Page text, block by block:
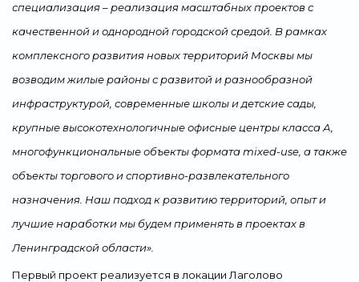
специализация – реализация масштабных проектов с
качественной и однородной городской средой. В рамках
комплексного развития новых территорий Москвы мы
возводим жилые районы с развитой и разнообразной
инфраструктурой, современные школы и детские сады,
крупные высокотехнологичные офисные центры класса А,
многофункциональные объекты формата mixed-use, а также
объекты торгового и спортивно-развлекательного
назначения. Наш подход к развитию территорий, опыт и
лучшие наработки мы будем применять в проектах в
Ленинградской области».
Первый проект реализуется в локации Лаголово